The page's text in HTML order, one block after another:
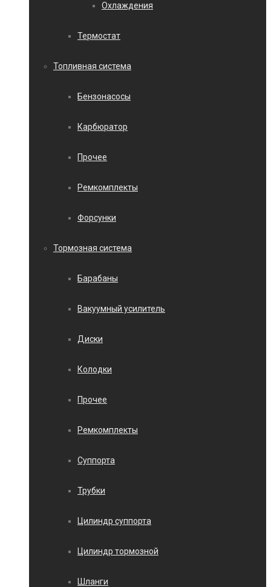
Охлаждения
Термостат
Топливная система
Бензонасосы
Карбюратор
Прочее
Ремкомплекты
Форсунки
Тормозная система
Барабаны
Вакуумный усилитель
Диски
Колодки
Прочее
Ремкомплекты
Суппорта
Трубки
Цилиндр суппорта
Цилиндр тормозной
Шланги